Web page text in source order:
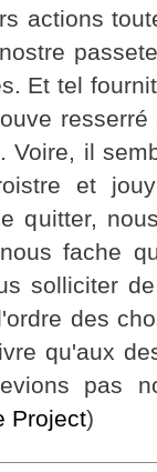
actions
Et tel
Voire, il
et
quitter,
fache
solliciter
des
qu'aux
pas
Project)